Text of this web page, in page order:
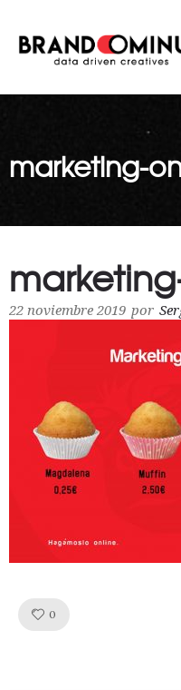
marketing-
22 noviembre 2019 por
0